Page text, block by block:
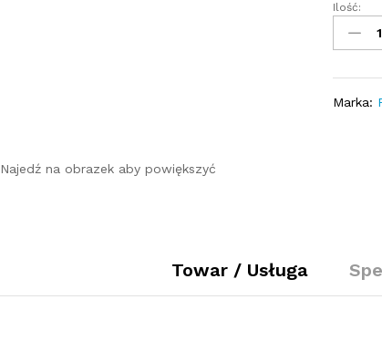
Najedź na obrazek aby powiększyć
turbina
PUNTO
Ilość:
Marka:
Towar / Usługa